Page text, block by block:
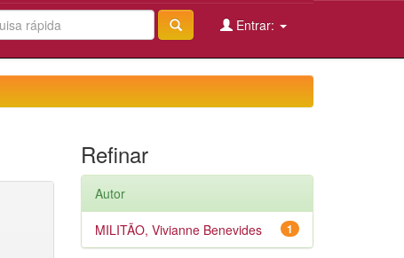
Entrar:
Refinar
Autor
1
MILITÃO, Vivianne Benevides